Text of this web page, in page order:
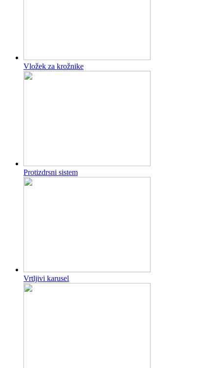
Vložek za krožnike
Protizdrsni sistem
Vrtljivi karusel